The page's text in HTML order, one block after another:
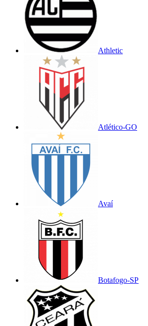
Athletic
Atlético-GO
Avaí
Botafogo-SP